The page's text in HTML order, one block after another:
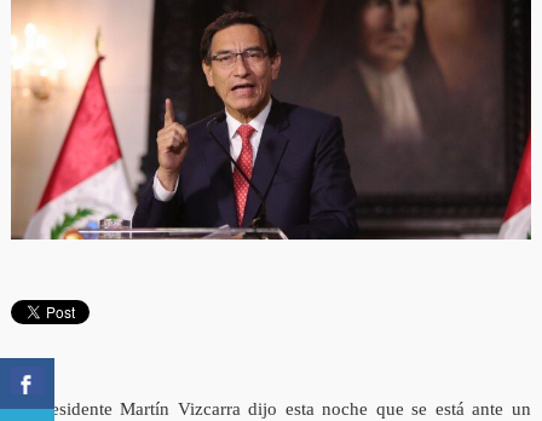
El presidente Martín Vizcarra dijo esta noche que se está ante un